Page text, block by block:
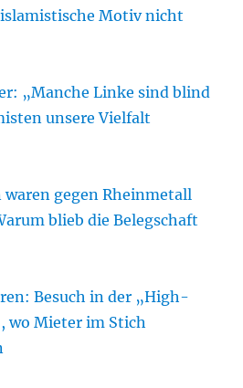
Motiv nicht
„Manche Linke sind blind
unsere Vielfalt
waren gegen Rheinmetall
blieb die Belegschaft
Besuch in der „High-
wo Mieter im Stich